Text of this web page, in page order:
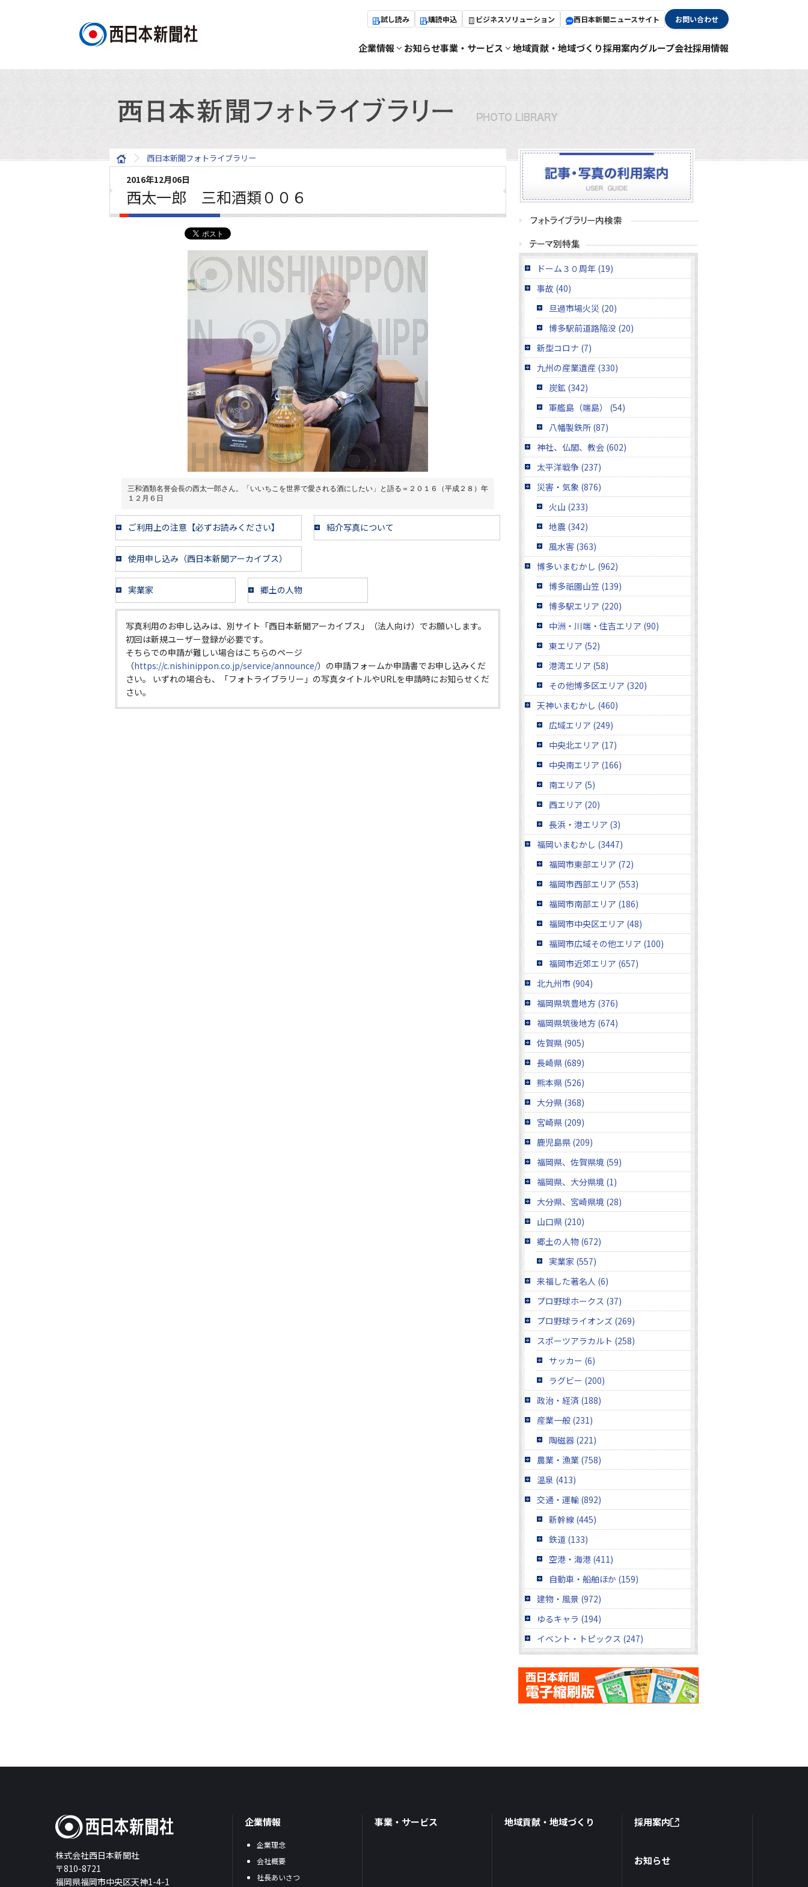
試し読み 購読申込 ビジネスソリューション 西日本新聞ニュースサイト お問い合わせ
企業情報 お知らせ事業・サービス 地域貢献・地域づくり採用案内グループ会社採用情報
西日本新聞フォトライブラリー
2016年12月06日
西太一郎 三和酒類００６
三和酒類名誉会長の西太一郎さん。「いいちこを世界で愛される酒にしたい」と語る＝２０１６（平成２８）年
１２月６日
ご利用上の注意【必ずお読みください】 紹介写真について
使用申し込み（西日本新聞アーカイブス）
実業家 郷土の人物
写真利用のお申し込みは、別サイト「西日本新聞アーカイブス」（法人向け）でお願いします。
初回は新規ユーザー登録が必要です。
そちらでの申請が難しい場合はこちらのページ
（https://c.nishinippon.co.jp/service/announce/）の申請フォームか申請書でお申し込みくだ
さい。 いずれの場合も、「フォトライブラリー」の写真タイトルやURLを申請時にお知らせくだ
さい。
ドーム３０周年 (19)
事故 (40)
旦過市場火災 (20)
博多駅前道路陥没 (20)
新型コロナ (7)
九州の産業遺産 (330)
炭鉱 (342)
軍艦島（端島） (54)
八幡製鉄所 (87)
神社、仏閣、教会 (602)
太平洋戦争 (237)
災害・気象 (876)
火山 (233)
地震 (342)
風水害 (363)
博多いまむかし (962)
博多祇園山笠 (139)
博多駅エリア (220)
中洲・川端・住吉エリア (90)
東エリア (52)
港湾エリア (58)
その他博多区エリア (320)
天神いまむかし (460)
広域エリア (249)
中央北エリア (17)
中央南エリア (166)
南エリア (5)
西エリア (20)
長浜・港エリア (3)
福岡いまむかし (3447)
福岡市東部エリア (72)
福岡市西部エリア (553)
福岡市南部エリア (186)
福岡市中央区エリア (48)
福岡市広域その他エリア (100)
福岡市近郊エリア (657)
北九州市 (904)
福岡県筑豊地方 (376)
福岡県筑後地方 (674)
佐賀県 (905)
長崎県 (689)
熊本県 (526)
大分県 (368)
宮崎県 (209)
鹿児島県 (209)
福岡県、佐賀県境 (59)
福岡県、大分県境 (1)
大分県、宮崎県境 (28)
山口県 (210)
郷土の人物 (672)
実業家 (557)
来福した著名人 (6)
プロ野球ホークス (37)
プロ野球ライオンズ (269)
スポーツアラカルト (258)
サッカー (6)
ラグビー (200)
政治・経済 (188)
産業一般 (231)
陶磁器 (221)
農業・漁業 (758)
温泉 (413)
交通・運輸 (892)
新幹線 (445)
鉄道 (133)
空港・海港 (411)
自動車・船舶ほか (159)
建物・風景 (972)
ゆるキャラ (194)
イベント・トピックス (247)
株式会社西日本新聞社
〒810-8721
福岡県福岡市中央区天神1-4-1
企業情報
企業理念
会社概要
社長あいさつ
事業・サービス 地域貢献・地域づくり 採用案内
お知らせ